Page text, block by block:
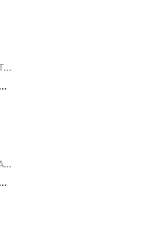
Κεραμικό Υαλομένο Καντήλι Δίχρωμο
Μεταλλικό Επιτραπέζιο Καντήλι